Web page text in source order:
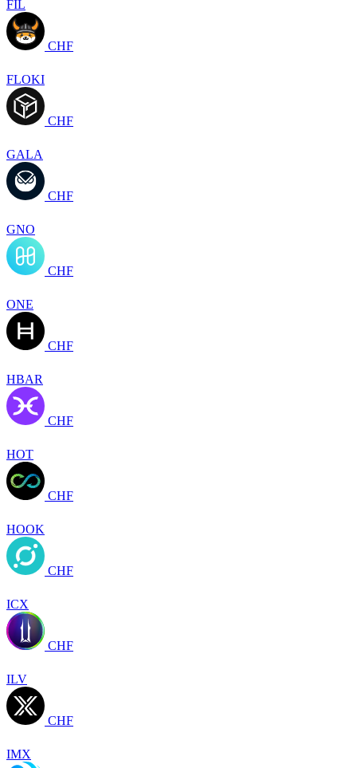
FIL
CHF
FLOKI
CHF
GALA
CHF
GNO
CHF
ONE
CHF
HBAR
CHF
HOT
CHF
HOOK
CHF
ICX
CHF
ILV
CHF
IMX